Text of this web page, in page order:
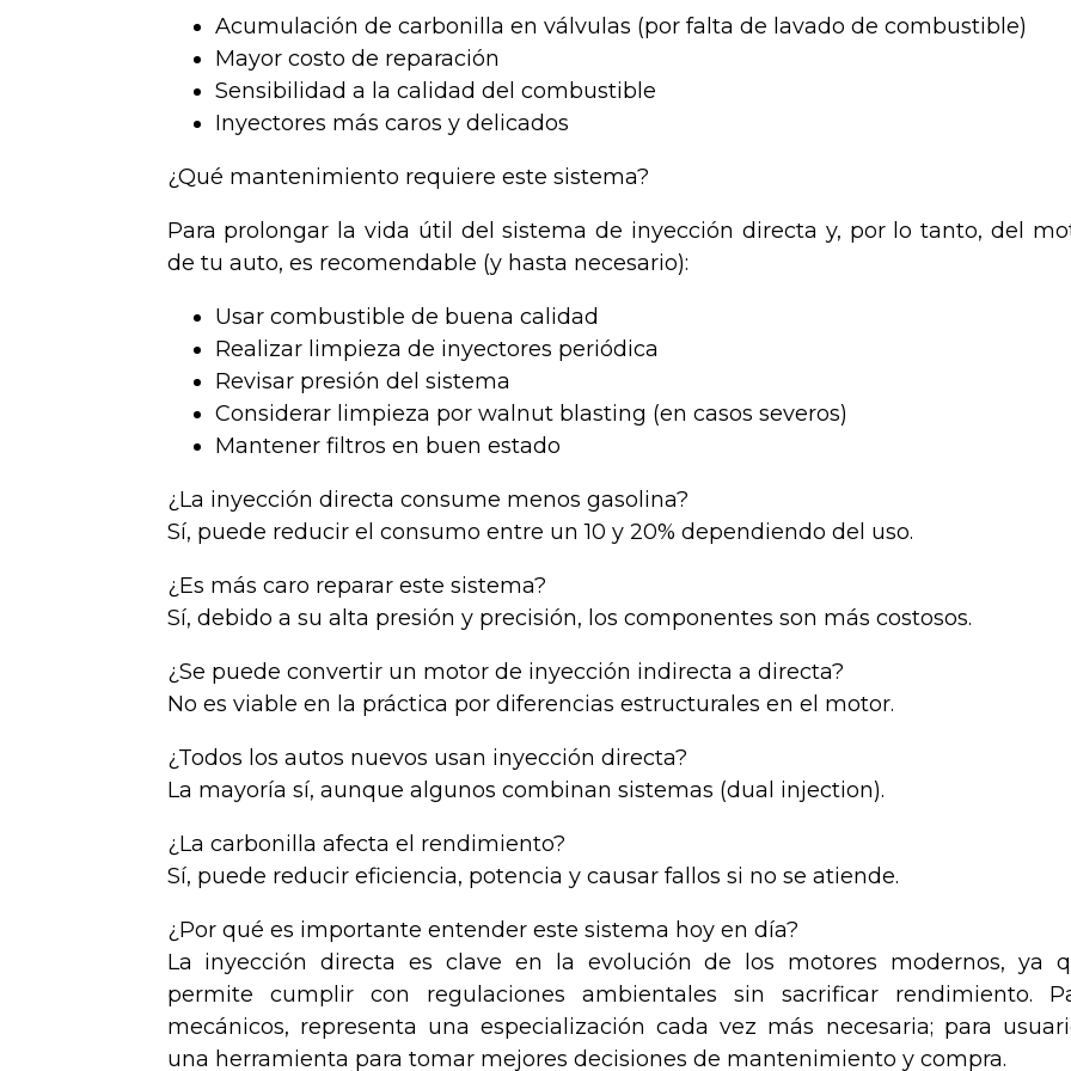
Acumulación de carbonilla en válvulas (por falta de lavado de combustible)
Mayor costo de reparación
Sensibilidad a la calidad del combustible
Inyectores más caros y delicados
¿Qué mantenimiento requiere este sistema?
Para prolongar la vida útil del sistema de inyección directa y, por lo tanto, del
de tu auto, es recomendable (y hasta necesario):
Usar combustible de buena calidad
Realizar limpieza de inyectores periódica
Revisar presión del sistema
Considerar limpieza por walnut blasting (en casos severos)
Mantener filtros en buen estado
¿La inyección directa consume menos gasolina?
Sí, puede reducir el consumo entre un 10 y 20% dependiendo del uso.
¿Es más caro reparar este sistema?
Sí, debido a su alta presión y precisión, los componentes son más costosos.
¿Se puede convertir un motor de inyección indirecta a directa?
No es viable en la práctica por diferencias estructurales en el motor.
¿Todos los autos nuevos usan inyección directa?
La mayoría sí, aunque algunos combinan sistemas (dual injection).
¿La carbonilla afecta el rendimiento?
Sí, puede reducir eficiencia, potencia y causar fallos si no se atiende.
¿Por qué es importante entender este sistema hoy en día?
La inyección directa es clave en la evolución de los motores modernos, ya
permite cumplir con regulaciones ambientales sin sacrificar rendimiento.
mecánicos, representa una especialización cada vez más necesaria; para
una herramienta para tomar mejores decisiones de mantenimiento y compra.